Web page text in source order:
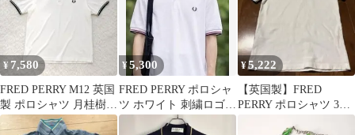
¥ 7,580
FRED PERRY M12 英国
製 ポロシャツ 月桂樹ロ
ゴ 白 緑 40 L
¥5,300
FRED PERRY ポロシャ
ツ ホワイト 刺繍ロゴ
ライン 英国製
¥5,222
【英国製】FRED
PERRY ポロシャツ 36